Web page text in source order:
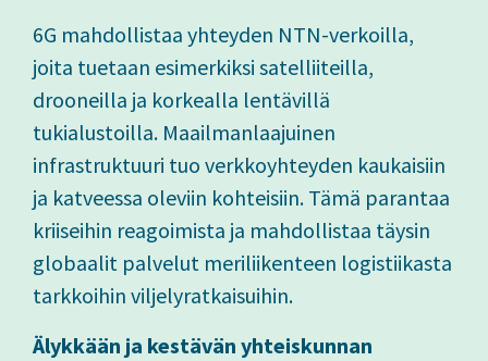
6G mahdollistaa yhteyden NTN-verkoilla,
joita tuetaan esimerkiksi satelliiteilla,
drooneilla ja korkealla lentävillä
tukialustoilla. Maailmanlaajuinen
infrastruktuuri tuo verkkoyhteyden kaukaisiin
ja katveessa oleviin kohteisiin. Tämä parantaa
kriiseihin reagoimista ja mahdollistaa täysin
globaalit palvelut meriliikenteen logistiikasta
tarkkoihin viljelyratkaisuihin.
Älykkään ja kestävän yhteiskunnan